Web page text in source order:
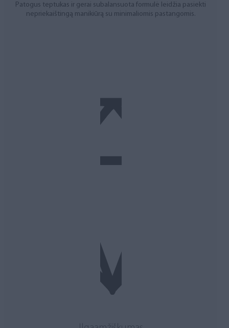
Patogus teptukas ir gerai subalansuota formulė leidžia pasiekti
nepriekaištingą manikiūrą su minimaliomis pastangomis.